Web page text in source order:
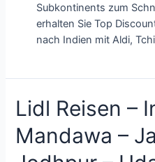
Subkontinents zum
erhalten Sie Top
nach Indien mit Aldi,
Lidl Reisen –
Mandawa –